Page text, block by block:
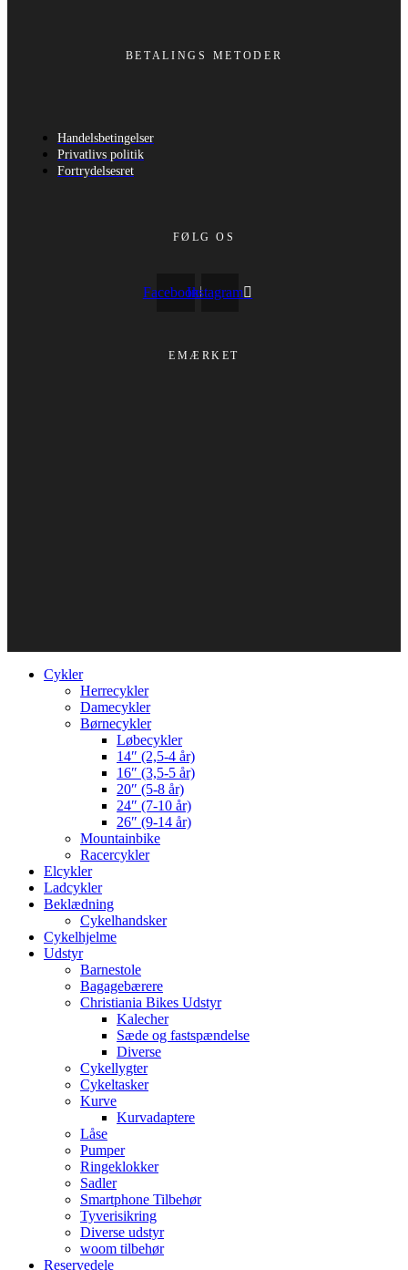
BETALINGS METODER
Handelsbetingelser
Privatlivs politik
Fortrydelsesret
FØLG OS
FacebookInstagram
EMÆRKET
Cykler
Herrecykler
Damecykler
Børnecykler
Løbecykler
14″ (2,5-4 år)
16″ (3,5-5 år)
20″ (5-8 år)
24″ (7-10 år)
26″ (9-14 år)
Mountainbike
Racercykler
Elcykler
Ladcykler
Beklædning
Cykelhandsker
Cykelhjelme
Udstyr
Barnestole
Bagagebærere
Christiania Bikes Udstyr
Kalecher
Sæde og fastspændelse
Diverse
Cykellygter
Cykeltasker
Kurve
Kurvadaptere
Låse
Pumper
Ringeklokker
Sadler
Smartphone Tilbehør
Tyverisikring
Diverse udstyr
woom tilbehør
Reservedele